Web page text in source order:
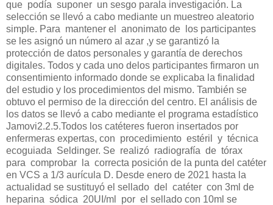
que podía suponer un sesgo parala investigación. La
selección se llevó a cabo mediante un muestreo aleatorio
simple. Para mantener el anonimato de los participantes
se les asignó un número al azar ,y se garantizó la
protección de datos personales y garantía de derechos
digitales. Todos y cada uno delos participantes firmaron un
consentimiento informado donde se explicaba la finalidad
del estudio y los procedimientos del mismo. También se
obtuvo el permiso de la dirección del centro. El análisis de
los datos se llevó a cabo mediante el programa estadístico
Jamovi2.2.5.Todos los catéteres fueron insertados por
enfermeras expertas, con procedimiento estéril y técnica
ecoguiada Seldinger. Se realizó radiografía de tórax
para comprobar la correcta posición de la punta del catéter
en VCS a 1/3 aurícula D. Desde enero de 2021 hasta la
actualidad se sustituyó el sellado del catéter con 3ml de
heparina sódica 20UI/ml por el sellado con 10ml se